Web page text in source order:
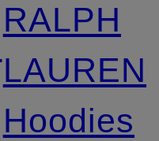
RALPH
LAUREN
Hoodies